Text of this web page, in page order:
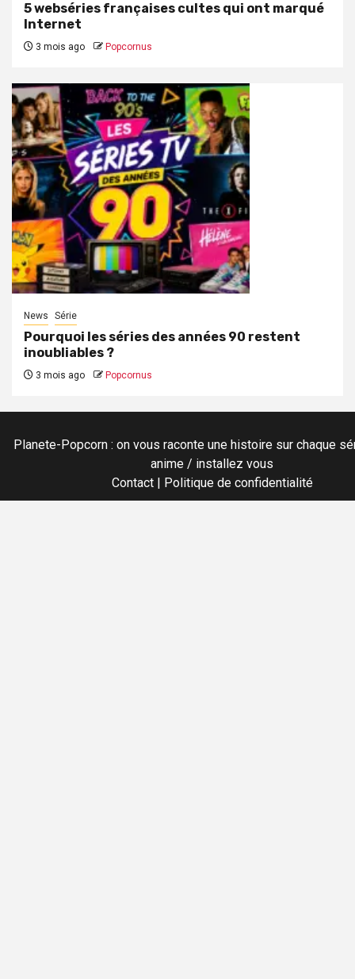
5 webséries françaises cultes qui ont marqué
Internet
3 mois ago Popcornus
News Série
Pourquoi les séries des années 90 restent
inoubliables ?
3 mois ago Popcornus
Planete-Popcorn : on vous raconte une histoire sur chaque
anime / installez vous
Contact| Politique de confidentialité